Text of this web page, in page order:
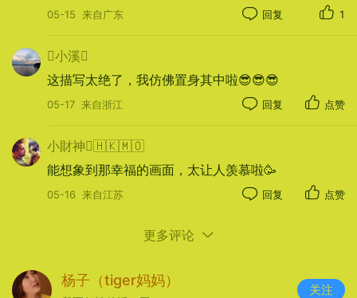
他穿蓝花衬衫，她撑黑伞，两人并肩走着，影子在
亮得晃眼，右边摩托后视镜里，正映出另一把黄伞
05-15 来自广东 回复 1
小溪
这描写太绝了，我仿佛置身其中啦😎😎😎
05-17 来自浙江 回复 点赞
小財神🇭🇰🇲🇴
能想象到那幸福的画面，太让人羡慕啦🥳
05-16 来自江苏 回复 点赞
更多评论
杨子（tiger妈妈）
关注